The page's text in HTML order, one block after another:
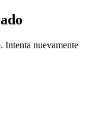
Intenta nuevamente